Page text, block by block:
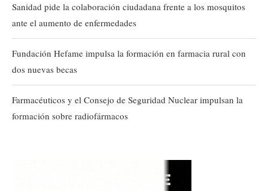
Sanidad pide la colaboración ciudadana frente a los mosquitos
ante el aumento de enfermedades
Fundación Hefame impulsa la formación en farmacia rural con
dos nuevas becas
Farmacéuticos y el Consejo de Seguridad Nuclear impulsan la
formación sobre radiofármacos